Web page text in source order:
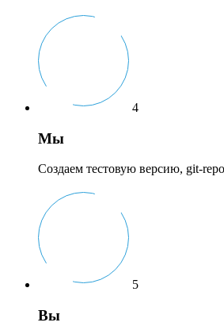
4
Мы
Создаем тестовую версию, git-
5
Вы